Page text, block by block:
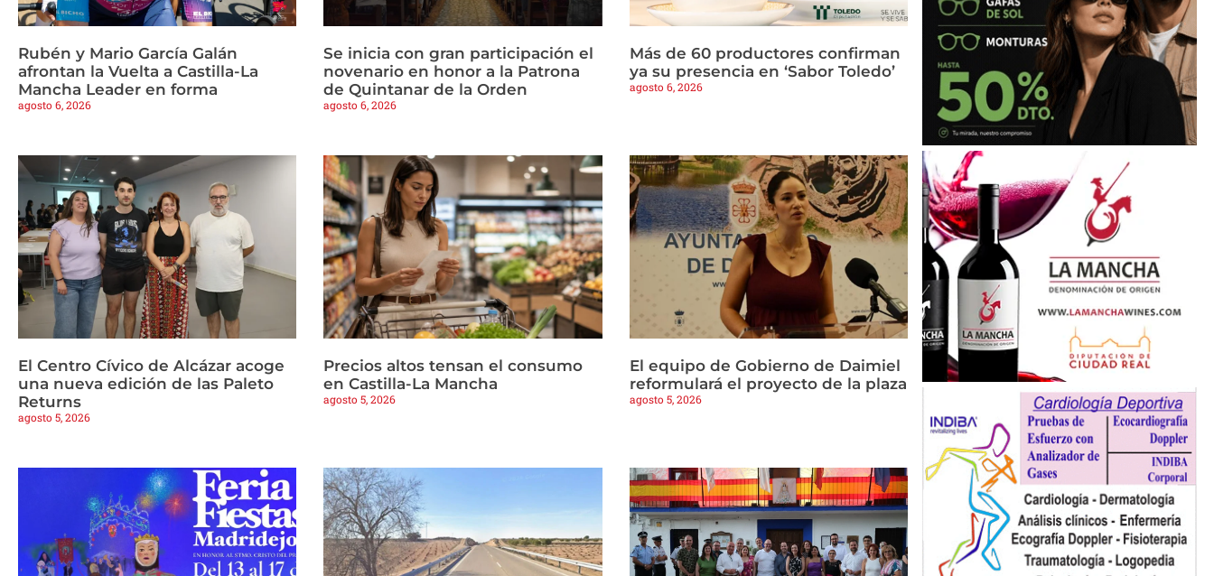
Rubén y Mario García Galán
afrontan la Vuelta a Castilla-La
Mancha Leader en forma
agosto 6, 2026
Se inicia con gran participación el
novenario en honor a la Patrona
de Quintanar de la Orden
agosto 6, 2026
Más de 60 productores confirman
ya su presencia en ‘Sabor Toledo’
agosto 6, 2026
El Centro Cívico de Alcázar acoge
una nueva edición de las Paleto
Returns
agosto 5, 2026
Precios altos tensan el consumo
en Castilla-La Mancha
agosto 5, 2026
El equipo de Gobierno de Daimiel
reformulará el proyecto de la plaza
agosto 5, 2026